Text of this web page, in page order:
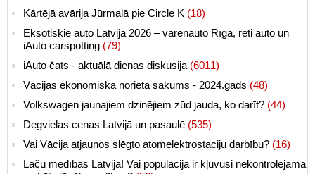
Kārtējā avārija Jūrmalā pie Circle K (18)
Eksotiskie auto Latvijā 2026 – varenauto Rīgā, reti auto un
iAuto carspotting (79)
iAuto čats - aktuālā dienas diskusija (6011)
Vācijas ekonomiskā norieta sākums - 2024.gads (48)
Volkswagen jaunajiem dzinējiem zūd jauda, ko darīt? (44)
Degvielas cenas Latvijā un pasaulē (535)
Vai Vācija atjaunos slēgto atomelektrostaciju darbību? (16)
Lāču medības Latvijā! Vai populācija ir kļuvusi nekontrolējama